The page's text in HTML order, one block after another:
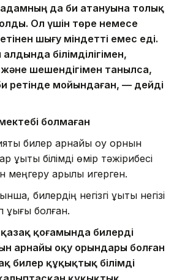
да би атануына толық
Ол үшін төре немесе
шығу міндетті емес еді.
білімділігімен,
және шешендігімен танылса,
ретінде мойындаған, — дейді
болмаған
билер арнайы оқу орнын
білімді өмір тәжірибесі
арқылы игерген.
билердің негізгі құқықтық негізі
болған.
қоғамында билерді
арнайы оқу орындары болған
билер құқықтық білімді